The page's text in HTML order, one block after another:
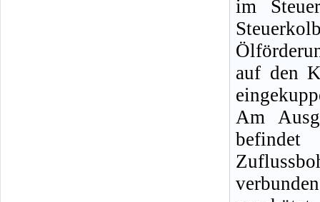
im
auf den
Am